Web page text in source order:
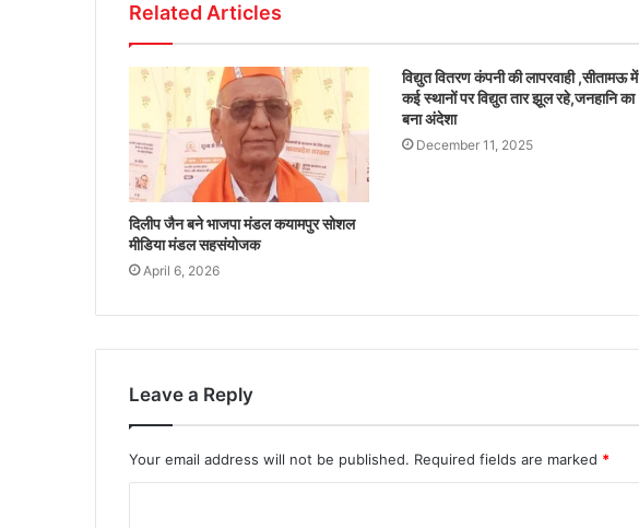
Related Articles
दिलीप जैन बने भाजपा मंडल कयामपुर सोशल
मीडिया मंडल सहसंयोजक
April 6, 2026
विद्युत वितरण कंपनी की लापरवाही ,सीतामऊ में
कई स्थानों पर विद्युत तार झूल रहे,जनहानि का
बना अंदेशा
December 11, 2025
Leave a Reply
Your email address will not be published. Required fields are marked *